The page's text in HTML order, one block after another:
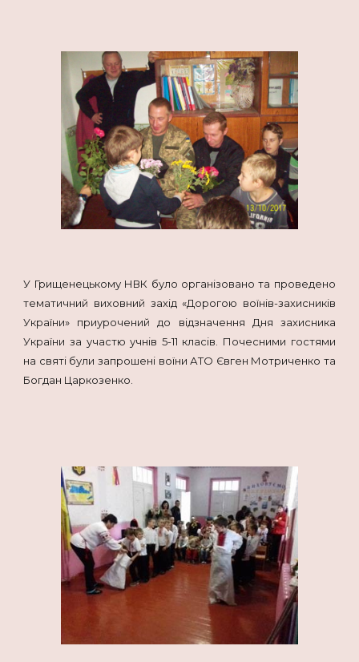
У Грищенецькому НВК було організовано та проведено
тематичний виховний захід «Дорогою воїнів-захисників
України» приурочений до відзначення Дня захисника
України за участю учнів 5-11 класів. Почесними гостями
на святі були запрошені воїни АТО Євген Мотриченко та
Богдан Царкозенко.